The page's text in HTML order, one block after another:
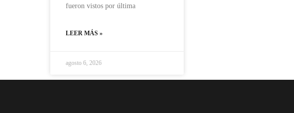
fueron vistos por última
LEER MÁS »
agosto 6, 2026